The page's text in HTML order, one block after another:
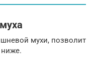
мухи, позволит